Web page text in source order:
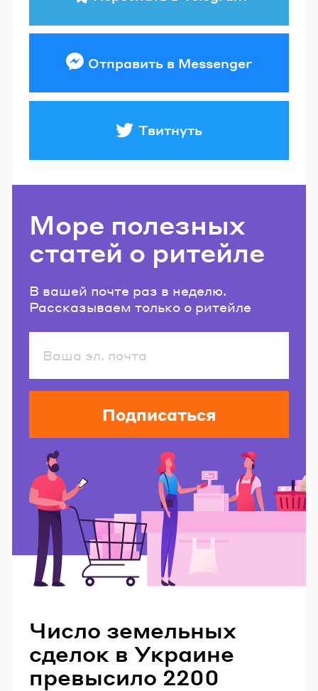
Отправить в Messenger
Твитнуть
Море полезных
статей о ритейле
В вашей почте раз в неделю.
Рассказываем только о ритейле
Подписаться
Число земельных
сделок в Украине
превысило 2200